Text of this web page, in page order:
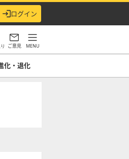
ログイン
ご意見 MENU
化・退化